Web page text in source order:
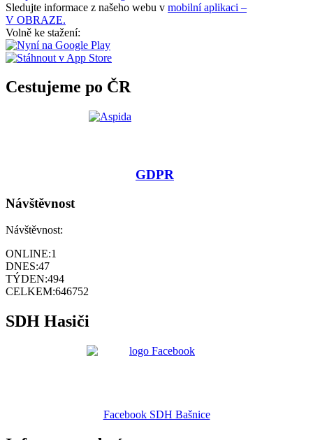
Sledujte informace z našeho webu v mobilní aplikaci –
V OBRAZE.
Volně ke stažení:
Cestujeme po ČR
GDPR
Návštěvnost
Návštěvnost:
ONLINE:1
DNES:47
TÝDEN:494
CELKEM:646752
SDH Hasiči
Facebook SDH Bašnice